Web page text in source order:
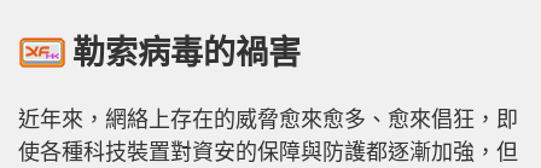
勒索病毒的禍害
近年來，網絡上存在的威脅愈來愈多、愈來倡狂，即
使各種科技裝置對資安的保障與防護都逐漸加強，但